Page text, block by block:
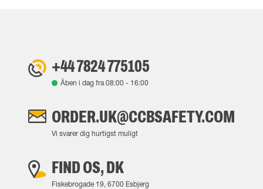
+44 7824 775105
Åben i dag fra08:00 - 16:00
ORDER.UK@CCBSAFETY.COM
Vi svarer dig hurtigst muligt
FIND OS, DK
Fiskebrogade 19, 6700 Esbjerg